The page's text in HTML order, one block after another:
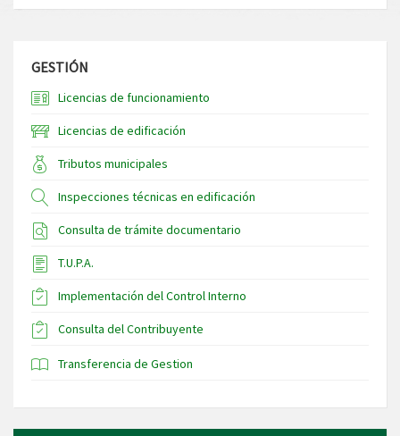
GESTIÓN
Licencias de funcionamiento
Licencias de edificación
Tributos municipales
Inspecciones técnicas en edificación
Consulta de trámite documentario
T.U.P.A.
Implementación del Control Interno
Consulta del Contribuyente
Transferencia de Gestion